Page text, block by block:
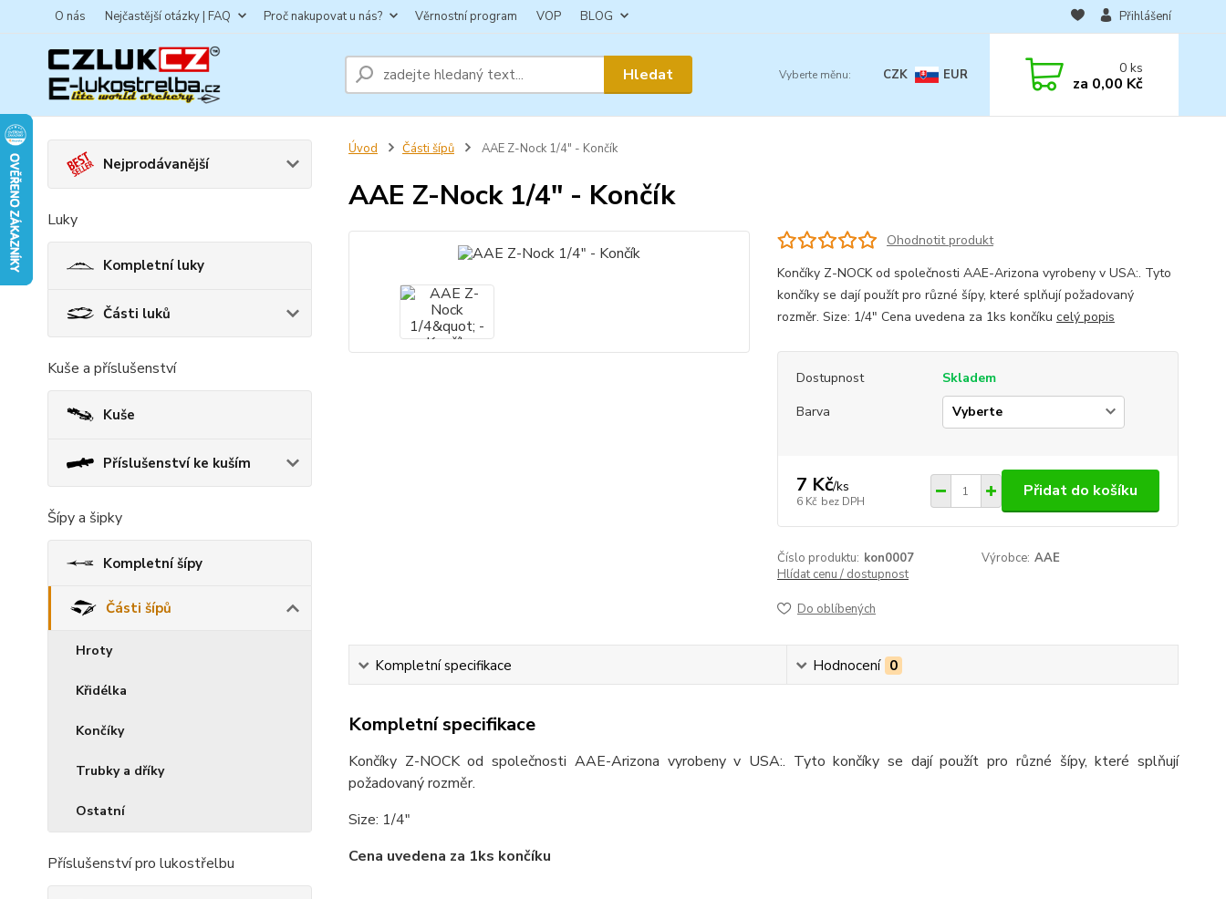
O nás Nejčastější otázky | FAQ Proč nakupovat u nás? Věrnostní program VOP BLOG
CZK EUR
Přihlášení
Hledat 0ks
za 0,00 Kč
Nejprodávanější
Luky
Kompletní luky
Části luků
Kuše a příslušenství
Kuše
Příslušenství ke kuším
Šípy a šipky
Kompletní šípy
Části šípů
Hroty
Křidélka
Končíky
Trubky a dříky
Ostatní
Příslušenství pro lukostřelbu
Úvod Části šípů AAE Z-Nock 1/4" - Končík
AAE Z-Nock 1/4" - Končík
Ohodnotit produkt
Končíky Z-NOCK od společnosti AAE-Arizona vyrobeny v USA:. Tyto
končíky se dají použít pro různé šípy, které splňují požadovaný
rozměr. Size: 1/4" Cena uvedena za 1ks končíku celý popis
Dostupnost
Skladem
Barva
7 Kč/ks
6 Kč bez DPH
Přidat do košíku
Číslo produktu: kon0007 Výrobce: AAE
Hlídat cenu / dostupnost
Do oblíbených
Kompletní specifikace Hodnocení 0
Kompletní specifikace
Končíky Z-NOCK od společnosti AAE-Arizona vyrobeny v USA:. Tyto končíky se dají použít pro různé šípy, které splňují
požadovaný rozměr.
Size: 1/4"
Cena uvedena za 1ks končíku